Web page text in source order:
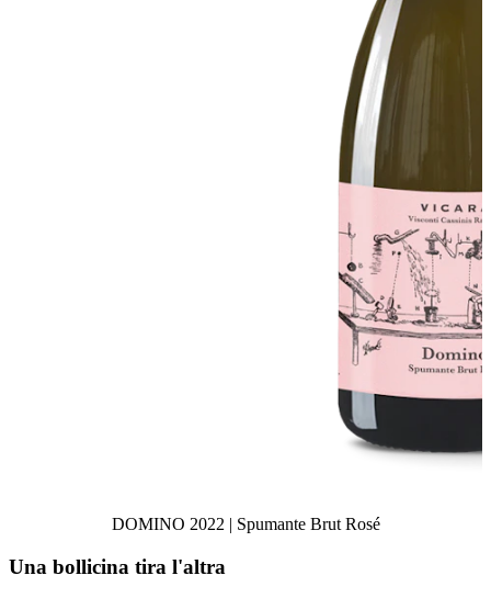
DOMINO 2022 | Spumante Brut Rosé
Una bollicina tira l'altra